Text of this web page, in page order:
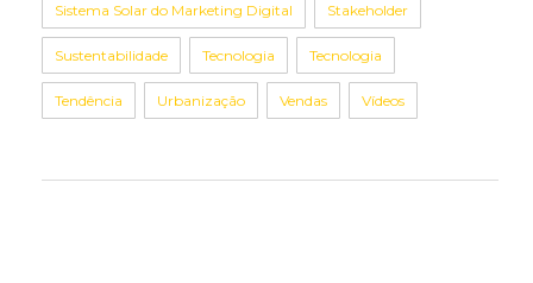
Sistema Solar do Marketing Digital Stakeholder
Sustentabilidade Tecnologia Tecnologia
Tendência Urbanização Vendas Vídeos